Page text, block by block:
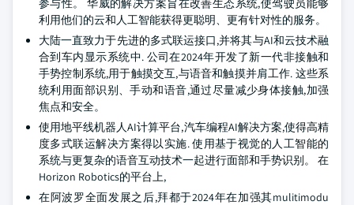
参与性。 华威的解决方案旨在改善生态系统,使驾驶员能够
利用他们的云和人工智能获得更聪明、更有针对性的服务。
大陆一直致力于先进的多式联运接口,并将其与AI和云技术融
合到车内显示系统中. 公司在2024年开发了新一代非接触和
手势控制系统,用于触摸交互,与语音和触摸并肩工作. 这些系
统利用面部识别、手动和语音,通过尽量减少身体接触,加强
焦点和安全。
使用地平线机器人AI计算平台,汽车编程AI解决方案,使得高精
度多式联运解决方案得以实施. 使用基于视觉的人工智能的
系统与更复杂的语音互动技术一起进行面部和手势识别。 在
Horizon Robotics的平台上,
在阿波罗全面发展之后,拜都于2024年在加强其mulitimodu